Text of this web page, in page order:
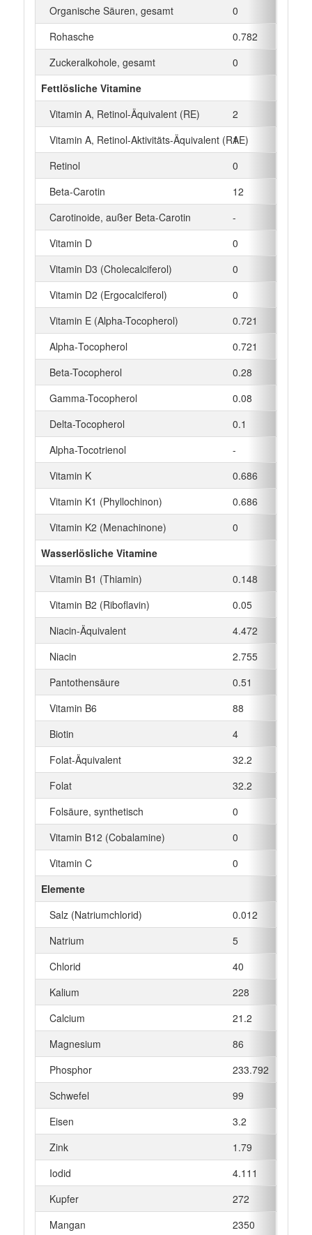
Organische Säuren, gesamt
0
Rohasche
0.782
Zuckeralkohole, gesamt
0
Fettlösliche Vitamine
Vitamin A, Retinol-Äquivalent (RE)
2
Vitamin A, Retinol-Aktivitäts-Äquivalent (RAE)
1
Retinol
0
Beta‑Carotin
12
Carotinoide, außer Beta-Carotin
-
Vitamin D
0
Vitamin D3 (Cholecalciferol)
0
Vitamin D2 (Ergocalciferol)
0
Vitamin E (Alpha-Tocopherol)
0.721
Alpha‑Tocopherol
0.721
Beta-Tocopherol
0.28
Gamma-Tocopherol
0.08
Delta-Tocopherol
0.1
Alpha-Tocotrienol
-
Vitamin K
0.686
Vitamin K1 (Phyllochinon)
0.686
Vitamin K2 (Menachinone)
0
Wasserlösliche Vitamine
Vitamin B1 (Thiamin)
0.148
Vitamin B2 (Riboflavin)
0.05
Niacin-Äquivalent
4.472
Niacin
2.755
Pantothensäure
0.51
Vitamin B6
88
Biotin
4
Folat-Äquivalent
32.2
Folat
32.2
Folsäure, synthetisch
0
Vitamin B12 (Cobalamine)
0
Vitamin C
0
Elemente
Salz (Natriumchlorid)
0.012
Natrium
5
Chlorid
40
Kalium
228
Calcium
21.2
Magnesium
86
Phosphor
233.792
Schwefel
99
Eisen
3.2
Zink
1.79
Iodid
4.111
Kupfer
272
Mangan
2350